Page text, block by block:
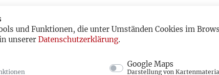
und Funktionen, die unter Umständen Cookies im
unserer Datenschutzerklärung.
Google Maps
Darstellung von